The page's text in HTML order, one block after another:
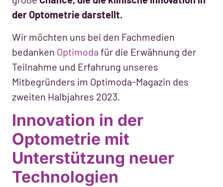
der Optometrie darstellt.
Wir möchten uns bei den Fachmedien
bedanken Optimoda für die Erwähnung der
Teilnahme und Erfahrung unseres
Mitbegründers im Optimoda-Magazin des
zweiten Halbjahres 2023.
Innovation in der
Optometrie mit
Unterstützung neuer
Technologien